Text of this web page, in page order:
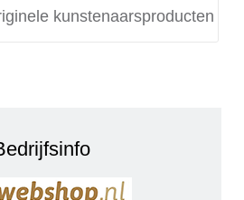
kunstenaarsproducten